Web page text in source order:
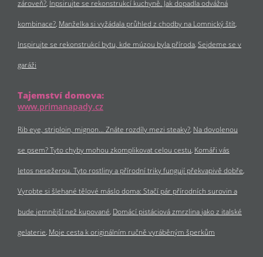
zároveň? Inpsirujte se rekonstrukcí kuchyně. Jak dopadla odvážná
kombinace? Manželka si vyžádala průhled z chodby na Lomnický štít
Inspirujte se rekonstrukcí bytu, kde múzou byla příroda Sejdeme se v
garáži
Tajemství domova:
www.primanapady.cz
Rib eye, striploin, mignon… Znáte rozdíly mezi steaky? Na dovolenou
se psem? Tyto chyby mohou zkomplikovat celou cestu Komáři vás
letos nesežerou. Tyto rostliny a přírodní triky fungují překvapivě dobře
Vyrobte si šlehané tělové máslo doma: Stačí pár přírodních surovin a
bude jemnější než kupované Domácí pistáciová zmrzlina jako z italské
gelaterie Moje cesta k originálním ručně vyráběným šperkům